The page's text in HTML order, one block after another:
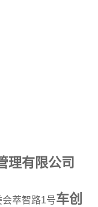
理有限公司
萃智路1号车创